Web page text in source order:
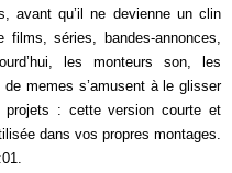
avant qu’il ne devienne un clin
séries, bandes-annonces,
les monteurs son, les
memes s’amusent à le glisser
: cette version courte et
dans vos propres montages.